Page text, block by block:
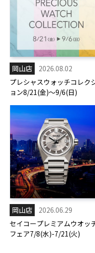
岡山店
2026.08.02
プレシャスウォッチコレク
ョン8/21(金)～9/6(日)
岡山店
2026.06.29
セイコープレミアムウオッ
フェア7/8(水)-7/21(火)